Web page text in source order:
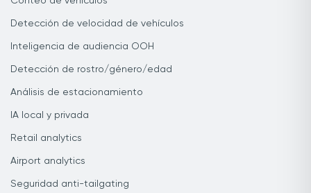
Detección de velocidad de vehículos
Inteligencia de audiencia OOH
Detección de rostro/género/edad
Análisis de estacionamiento
IA local y privada
Retail analytics
Airport analytics
Seguridad anti-tailgating